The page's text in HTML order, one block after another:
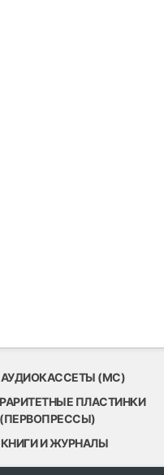
АУДИОКАССЕТЫ (MC)
РАРИТЕТНЫЕ ПЛАСТИНКИ
(ПЕРВОПРЕССЫ)
КНИГИ И ЖУРНАЛЫ